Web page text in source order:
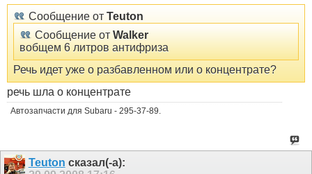
Сообщение от Teuton
Сообщение от Walker
вобщем 6 литров антифриза
Речь идет уже о разбавленном или о концентрате?
речь шла о концентрате
Автозапчасти для Subaru - 295-37-89.
Teuton сказал(-а):